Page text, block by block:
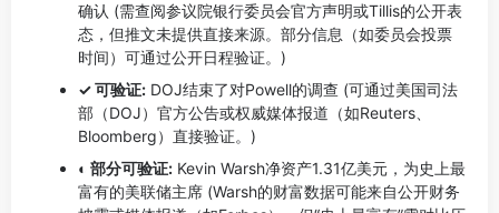
确认 (需查阅参议院银行委员会官方声明或Tillis的公开表
态，但推文未提供直接来源。部分信息（如委员会投票
时间）可通过公开日程验证。)
✓ 可验证: DOJ结束了对Powell的调查 (可通过美国司法
部（DOJ）官方公告或权威媒体报道（如Reuters、
Bloomberg）直接验证。)
◐ 部分可验证: Kevin Warsh净资产1.31亿美元，为史上最
富有的美联储主席 (Warsh的财富数据可能来自公开财务